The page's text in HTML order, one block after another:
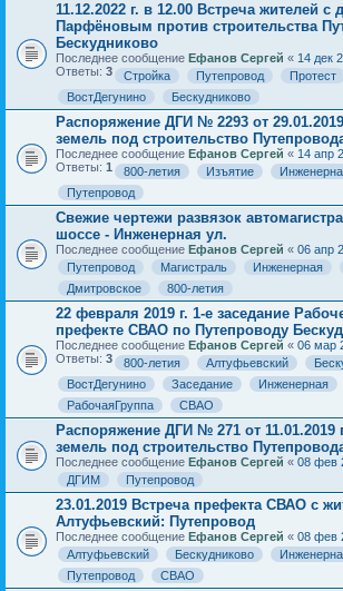
11.12.2022 г. в 12.00 Встреча жителей
Парфёновым против строительства
Бескудниково
Последнее сообщение Ефанов Сергей « 14 дек
Ответы: 3 Стройка Путепровод Протест
ВостДегунино
Бескудниково
Распоряжение ДГИ № 2293 от
земель под строительство
Последнее сообщение Ефанов Сергей « 14 апр
Ответы: 1 800-летия Изъятие
Путепровод
Свежие чертежи развязок
шоссе - Инженерная ул.
Последнее сообщение Ефанов Сергей « 06 апр
Путепровод
Магистраль Инженерная
Дмитровское
800-летия
22 февраля 2019 г. 1-е заседание
префекте СВАО по Путепроводу
Последнее сообщение Ефанов Сергей « 06 мар
Ответы: 3 800-летия Алтуфьевский
ВостДегунино
Заседание Инженерная
РабочаяГруппа
СВАО
Распоряжение ДГИ № 271 от 11.01.2019
земель под строительство
Последнее сообщение Ефанов Сергей « 08 фев
ДГИМ
Путепровод
23.01.2019 Встреча префекта СВАО с
Алтуфьевский: Путепровод
Последнее сообщение Ефанов Сергей « 08 фев
Алтуфьевский
Бескудниково
Путепровод
СВАО